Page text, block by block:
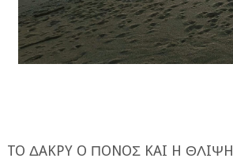
ΠΟΛΙΤΙΣΜΟΣ
ΠΕΡΙΒΑΛΛΟΝ
ΤΕΧΝΟΛΟΓΙΑ
TO ΔAKPY O ΠONOΣ KAI H